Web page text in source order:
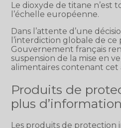
Le dioxyde de titane n’est
l’échelle européenne.
Dans l’attente d’une
l’interdiction globale de
Gouvernement français
suspension de la mise en
alimentaires contenant cet
Produits de
plus
Les produits de protection